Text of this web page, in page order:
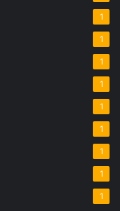
1
1
1
1
1
1
1
1
1